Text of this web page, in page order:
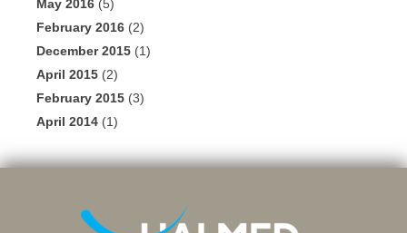
May 2016 (5)
February 2016 (2)
December 2015 (1)
April 2015 (2)
February 2015 (3)
April 2014 (1)